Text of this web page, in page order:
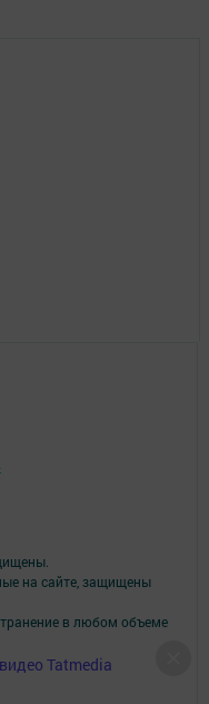
Tatmedia
на сайте, защищены
в любом объеме
письменного согласия